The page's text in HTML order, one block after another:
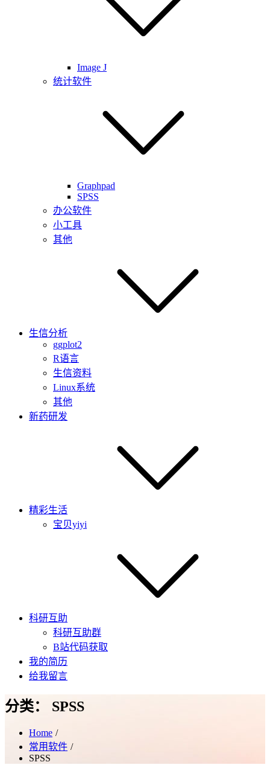
Image J
统计软件
Graphpad
SPSS
办公软件
小工具
其他
生信分析
ggplot2
R语言
生信资料
Linux系统
其他
新药研发
精彩生活
宝贝yiyi
科研互助
科研互助群
B站代码获取
我的简历
给我留言
分类： SPSS
Home
常用软件
SPSS